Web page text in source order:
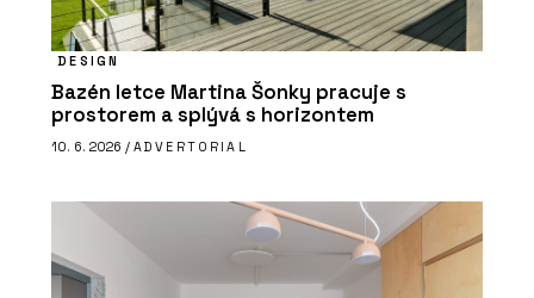
DESIGN
Bazén letce Martina Šonky pracuje s
prostorem a splývá s horizontem
10. 6. 2026 / ADVERTORIAL